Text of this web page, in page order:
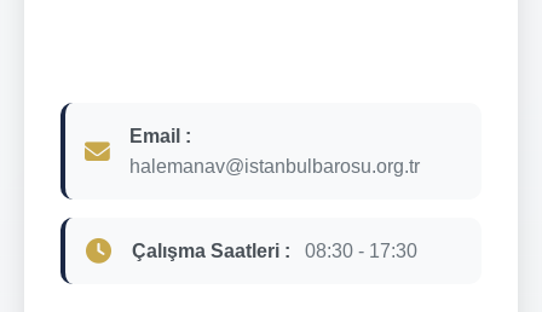
Email :
halemanav@istanbulbarosu.org.tr
Çalışma Saatleri : 08:30 - 17:30